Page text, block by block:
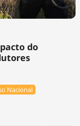
do
Nacional